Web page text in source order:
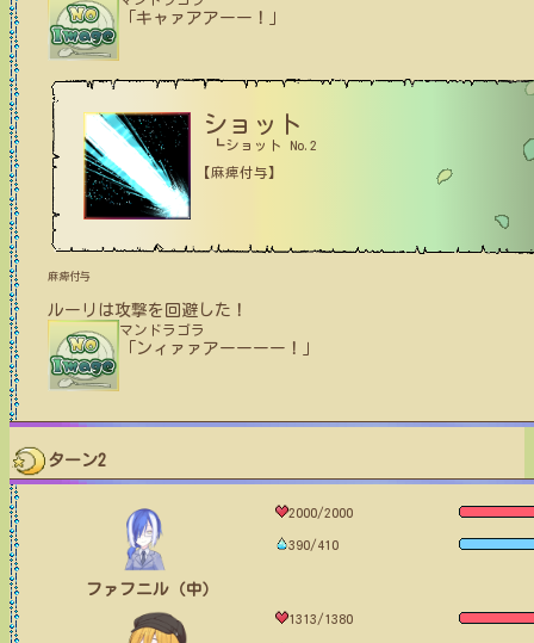
「キャァアアーー！」
ショット
┗ショット No.2
【麻痺付与】
麻痺付与
ルーリ は攻撃を回避した！
マンドラゴラ
「ンィァァアーーーー！」
ターン2
ファフニル（中）
2000/2000
390/410
1313/1380